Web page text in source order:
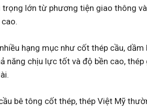
trọng lớn từ phương tiện giao thông
hạng mục như cốt thép cầu,
năng chịu lực tốt và độ bền cao,
bê tông cốt thép, thép Việt Mỹ